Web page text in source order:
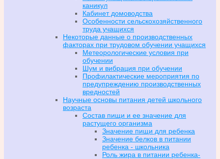
каникул
Кабинет домоводства
Особенности сельскохозяйственного
труда учащихся
Некоторые данные о производственных
факторах при трудовом обучении учащихся
Метеорологические условия при
обучении
Шум и вибрация при обучении
Профилактические мероприятия по
предупреждению производственных
вредностей
Научные основы питания детей школьного
возраста
Состав пищи и ее значение для
растущего организма
Значение пищи для ребенка
Значение белков в питании
ребенка - школьника
Роль жира в питании ребенка-